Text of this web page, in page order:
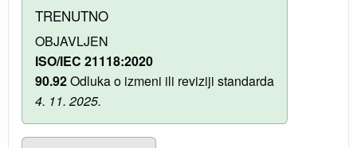
TRENUTNO
OBJAVLJEN
ISO/IEC 21118:2020
90.92Odluka o izmeni ili reviziji standarda
4. 11. 2025.